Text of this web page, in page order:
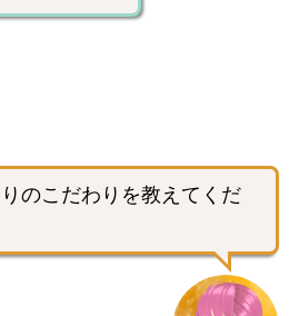
のこだわりを教えてくだ